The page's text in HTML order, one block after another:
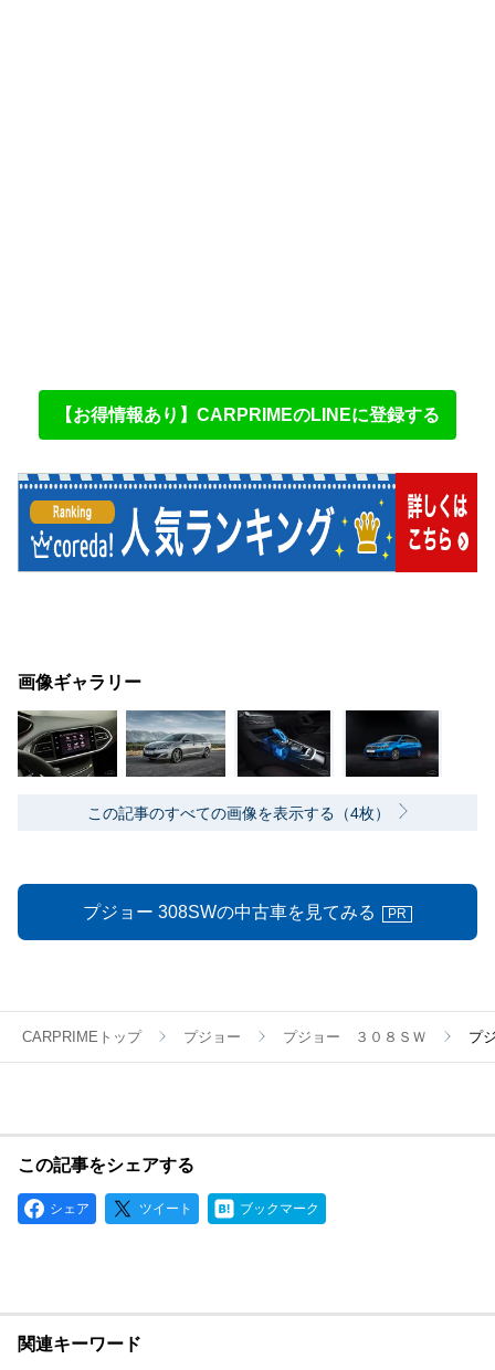
【お得情報あり】CARPRIMEのLINEに登録する
画像ギャラリー
この記事のすべての画像を表示する（4枚）
プジョー 308SWの中古車を見てみる PR
CARPRIMEトップ プジョー プジョー ３０８ＳＷ プ
この記事をシェアする
シェア ツイート ブックマーク
関連キーワード